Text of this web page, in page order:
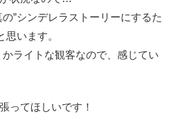
”シンデレラストーリーにするた
思います。
ライトな観客なので、感じてい
ってほしいです！